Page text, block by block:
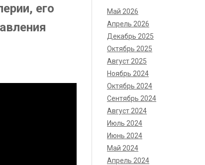
его
Май 2026
Апрель 2026
Декабрь 2025
Октябрь 2025
Август 2025
Ноябрь 2024
Октябрь 2024
Сентябрь 2024
Август 2024
Июль 2024
Июнь 2024
Май 2024
Апрель 2024